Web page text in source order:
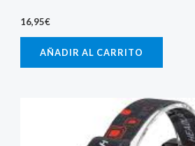
16,95€
AÑADIR AL CARRITO